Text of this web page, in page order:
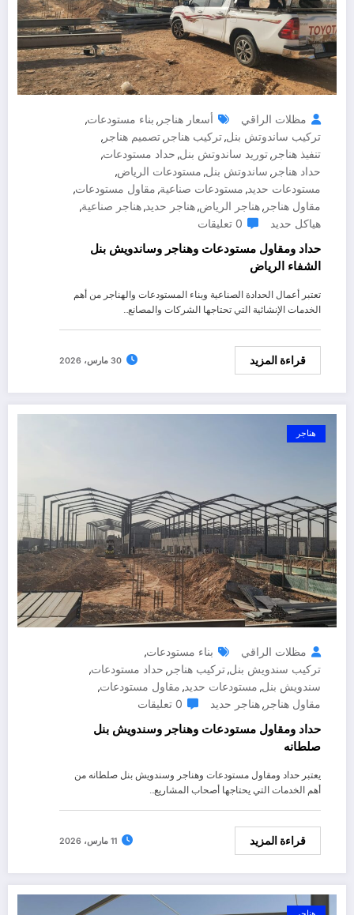
مظلات الراقي أسعار هناجر , بناء مستودعات,
تركيب ساندوتش بنل,تركيب هناجر ,تصميم هناجر ,
تنفيذ هناجر ,توريد ساندوتش بنل, حداد مستودعات,
حداد هناجر , ساندوتش بنل, مستودعات الرياض,
مستودعات حديد, مستودعات صناعية, مقاول مستودعات,
مقاول هناجر ,هناجر الرياض,هناجر حديد,هناجر صناعية,
هياكل حديد
0 تعليقات
حداد ومقاول مستودعات وهناجر وساندويش بنل
الشفاء الرياض
تعتبر أعمال الحدادة الصناعية وبناء المستودعات والهناجر من أهم
الخدمات الإنشائية التي تحتاجها الشركات والمصانع…
قراءة المزيد 30 مارس، 2026
هناجر
مظلات الراقي بناء مستودعات,
تركيب سندويش بنل,تركيب هناجر , حداد مستودعات,
سندويش بنل, مستودعات حديد, مقاول مستودعات,
مقاول هناجر ,هناجر حديد 0 تعليقات
حداد ومقاول مستودعات وهناجر وسندويش بنل
صلطانه
يعتبر حداد ومقاول مستودعات وهناجر وسندويش بنل صلطانه من
أهم الخدمات التي يحتاجها أصحاب المشاريع…
قراءة المزيد 11 مارس، 2026